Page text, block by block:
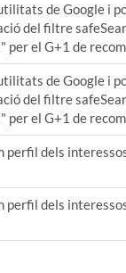
de Google i
del filtre
el G+1 de
de Google i
del filtre
el G+1 de
dels
dels